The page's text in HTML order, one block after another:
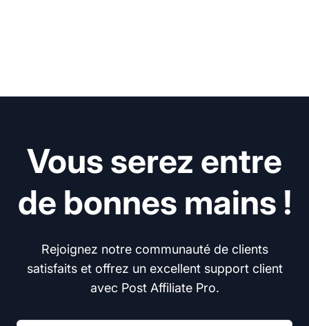
Vous serez entre
de bonnes mains !
Rejoignez notre communauté de clients
satisfaits et offrez un excellent support client
avec Post Affiliate Pro.